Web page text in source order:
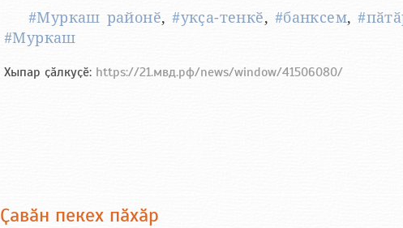
#Муркаш районӗ,#укҫа-тенкӗ, #банксем,
#Муркаш
Хыпар ҫӑлкуҫӗ: https://21.мвд.рф/news/window/41506080/
Ҫавӑн пекех пӑхӑр